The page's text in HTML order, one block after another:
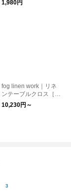
1,980円
fog linen work｜リネ
ンテーブルクロス［ギ
フト/贈り物］
10,230円～